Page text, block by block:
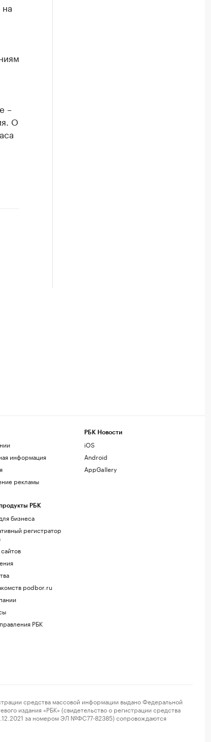
–
О
информация
рекламы
РБК
бизнеса
регистратор
podbor.ru
РБК
РБК Новости
iOS
Android
AppGallery
средства массовой информации выдано Федеральной
издания «РБК» (свидетельство о регистрации средства
за номером ЭЛ №ФС77-82385) сопровождаются